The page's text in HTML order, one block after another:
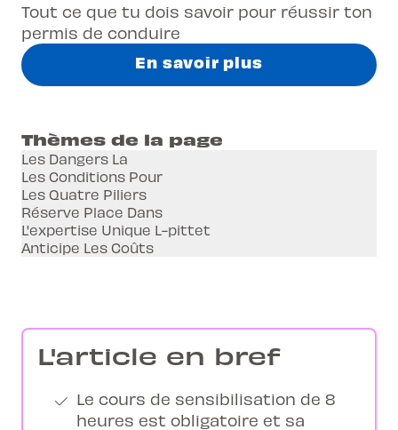
Tout ce que tu dois savoir pour réussir ton
permis de conduire
En savoir plus
Thèmes de la page
Les Dangers La
Les Conditions Pour
Les Quatre Piliers
Réserve Place Dans
L'expertise Unique L-pittet
Anticipe Les Coûts
L'article en bref
Le cours de sensibilisation de 8
heures est obligatoire et sa